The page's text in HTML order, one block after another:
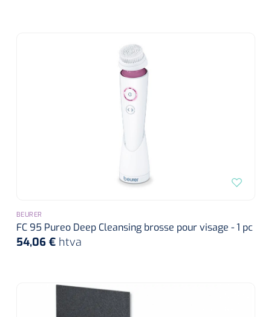
BEURER
FC 95 Pureo Deep Cleansing brosse pour visage - 1 pc
54,06 € htva